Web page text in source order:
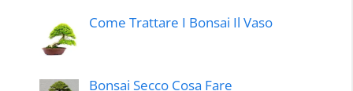
Come Trattare I Bonsai Il Vaso
Bonsai Secco Cosa Fare